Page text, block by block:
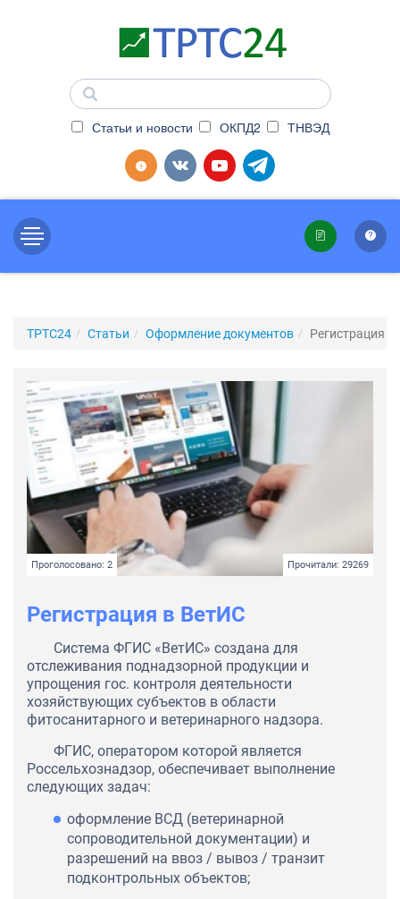
Статьи и новости ОКПД2 ТНВЭД
ТРТС24 Статьи Оформление документов Регистрация в
Проголосовано: 2 Прочитали: 29269
Регистрация в ВетИС
Система ФГИС «ВетИС» создана для
отслеживания поднадзорной продукции и
упрощения гос. контроля деятельности
хозяйствующих субъектов в области
фитосанитарного и ветеринарного надзора.
ФГИС, оператором которой является
Россельхознадзор, обеспечивает выполнение
следующих задач:
оформление ВСД (ветеринарной
сопроводительной документации) и
разрешений на ввоз / вывоз / транзит
подконтрольных объектов;